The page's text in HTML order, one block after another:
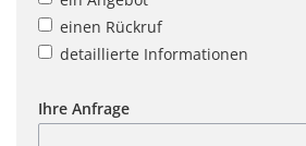
einen Rückruf
detaillierte Informationen
Ihre Anfrage